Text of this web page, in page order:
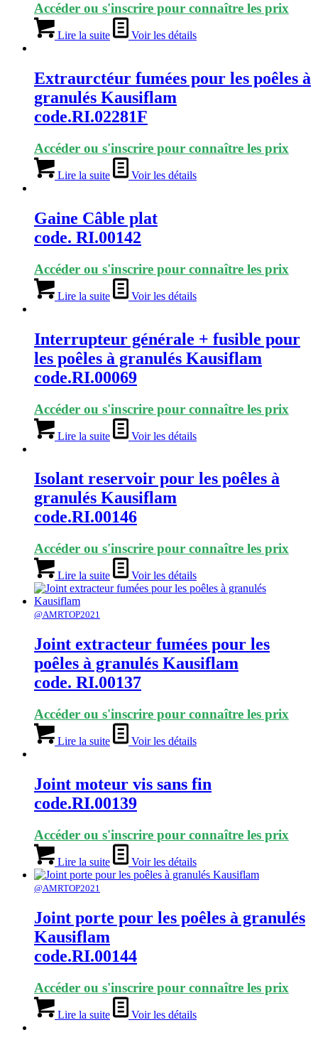
Accéder ou s'inscrire pour connaître les prix
Lire la suite Voir les détails
Extraurctéur fumées pour les poêles à
granulés Kausiflam
code.RI.02281F
Accéder ou s'inscrire pour connaître les prix
Lire la suite Voir les détails
Gaine Câble plat
code. RI.00142
Accéder ou s'inscrire pour connaître les prix
Lire la suite Voir les détails
Interrupteur générale + fusible pour
les poêles à granulés Kausiflam
code.RI.00069
Accéder ou s'inscrire pour connaître les prix
Lire la suite Voir les détails
Isolant reservoir pour les poêles à
granulés Kausiflam
code.RI.00146
Accéder ou s'inscrire pour connaître les prix
Lire la suite Voir les détails
@AMRTOP2021
Joint extracteur fumées pour les
poêles à granulés Kausiflam
code. RI.00137
Accéder ou s'inscrire pour connaître les prix
Lire la suite Voir les détails
Joint moteur vis sans fin
code.RI.00139
Accéder ou s'inscrire pour connaître les prix
Lire la suite Voir les détails
@AMRTOP2021
Joint porte pour les poêles à granulés
Kausiflam
code.RI.00144
Accéder ou s'inscrire pour connaître les prix
Lire la suite Voir les détails